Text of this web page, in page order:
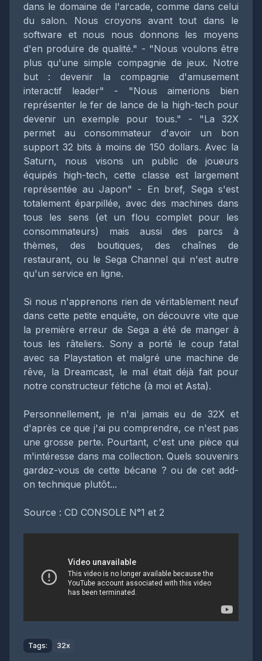
dans le domaine de l'arcade, comme dans celui
du salon. Nous croyons avant tout dans le
software et nous nous donnons les moyens
d'en produire de qualité." - "Nous voulons être
plus qu'une simple compagnie de jeux. Notre
but : devenir la compagnie d'amusement
interactif leader" - "Nous aimerions bien
représenter le fer de lance de la high-tech pour
devenir un exemple pour tous." - "La 32X
permet au consommateur d'avoir un bon
support 32 bits à moins de 150 dollars. Avec la
Saturn, nous visons un public de joueurs
équipés high-tech, cette classe est largement
représentée au Japon" - En bref, Sega s'est
totalement éparpillée, avec des machines dans
tous les sens (et un flou complet pour les
consommateurs) mais aussi des parcs à
thèmes, des boutiques, des chaînes de
restaurant, ou le Sega Channel qui n'est autre
qu'un service en ligne.
Si nous n'apprenons rien de véritablement neuf
dans cette petite enquête, on découvre vite que
la première erreur de Sega a été de manger à
tous les râteliers. Sony a porté le coup fatal
avec sa Playstation et malgré une machine de
rêve, la Dreamcast, le mal était déjà fait pour
notre constructeur fétiche (à moi et Asta).
Personnellement, je n'ai jamais eu de 32X et
d'après ce que j'ai pu comprendre, ce n'est pas
une grosse perte. Pourtant, c'est une pièce qui
m'intéresse dans ma collection. Quels souvenirs
gardez-vous de cette bécane ? ou de cet add-
on technique plutôt...
Source : CD CONSOLE N°1 et 2
Tags: 32x